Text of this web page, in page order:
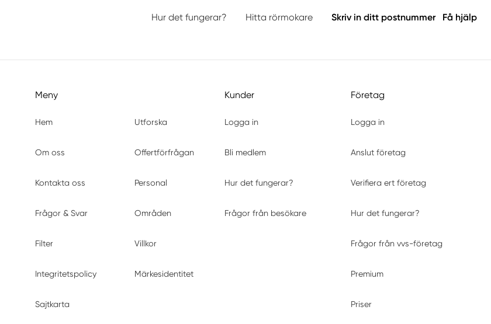
Hur det fungerar? Hitta rörmokare Skriv in ditt postnummer Få hjälp
Meny
Hem Utforska
Om oss Offertförfrågan
Kontakta oss Personal
Frågor & Svar Områden
Filter Villkor
Integritetspolicy Märkesidentitet
Sajtkarta
Kunder
Logga in
Bli medlem
Hur det fungerar?
Frågor från besökare
Företag
Logga in
Anslut företag
Verifiera ert företag
Hur det fungerar?
Frågor från vvs-företag
Premium
Priser